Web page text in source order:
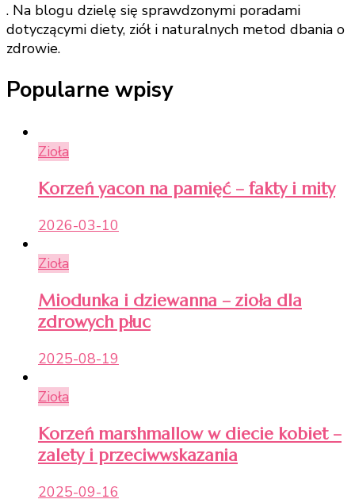
. Na blogu dzielę się sprawdzonymi poradami
dotyczącymi diety, ziół i naturalnych metod dbania o
zdrowie.
Popularne wpisy
Zioła
Korzeń yacon na pamięć – fakty i mity
2026-03-10
Zioła
Miodunka i dziewanna – zioła dla
zdrowych płuc
2025-08-19
Zioła
Korzeń marshmallow w diecie kobiet –
zalety i przeciwwskazania
2025-09-16